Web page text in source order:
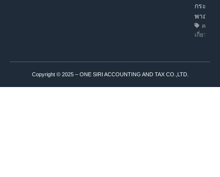
กระทรว
พาณิชย์
ความ
เกี่ยวกับธุ
Copyright © 2025 – ONE SIRI ACCOUNTING AND TAX CO.,LTD.